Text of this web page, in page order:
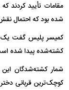
مقامات تأیید کردند
شده بود که احتمال
کمیسر پلیس گفت یک
کشته‌شده پیدا شده